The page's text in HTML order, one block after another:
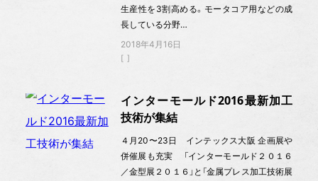
生産性を3割高める。モータコア用などの成
長している分野…
2018年4月16日
インターモールド2016最新加工
技術が集結
４月20〜23日 インテックス大阪 企画展や
併催展も充実 「インターモールド２０１６
／金型展２０１６」と「金属プレス加工技術展